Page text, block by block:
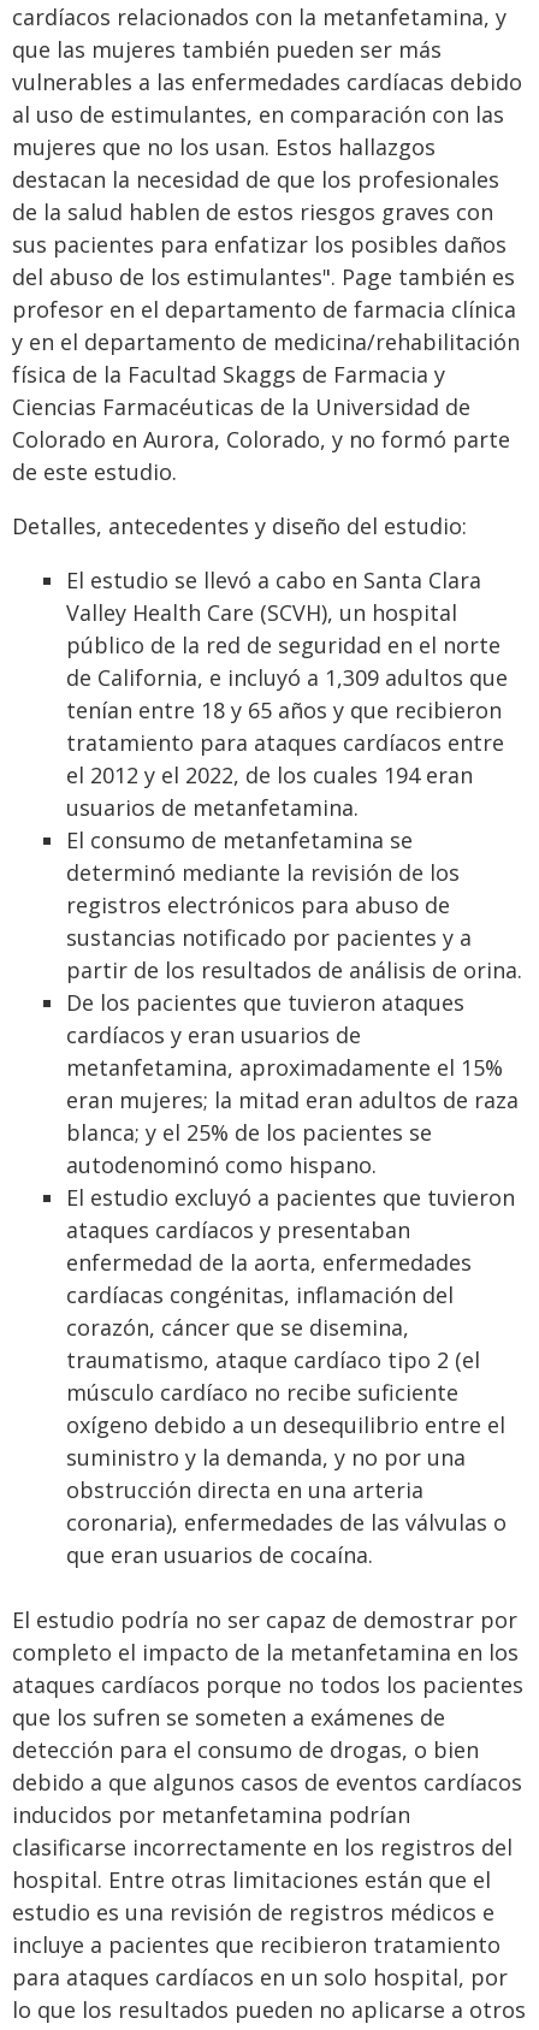
cardíacos relacionados con la metanfetamina, y
que las mujeres también pueden ser más
vulnerables a las enfermedades cardíacas debido
al uso de estimulantes, en comparación con las
mujeres que no los usan. Estos hallazgos
destacan la necesidad de que los profesionales
de la salud hablen de estos riesgos graves con
sus pacientes para enfatizar los posibles daños
del abuso de los estimulantes". Page también es
profesor en el departamento de farmacia clínica
y en el departamento de medicina/rehabilitación
física de la Facultad Skaggs de Farmacia y
Ciencias Farmacéuticas de la Universidad de
Colorado en Aurora, Colorado, y no formó parte
de este estudio.
Detalles, antecedentes y diseño del estudio:
El estudio se llevó a cabo en Santa Clara
Valley Health Care (SCVH), un hospital
público de la red de seguridad en el norte
de California, e incluyó a 1,309 adultos que
tenían entre 18 y 65 años y que recibieron
tratamiento para ataques cardíacos entre
el 2012 y el 2022, de los cuales 194 eran
usuarios de metanfetamina.
El consumo de metanfetamina se
determinó mediante la revisión de los
registros electrónicos para abuso de
sustancias notificado por pacientes y a
partir de los resultados de análisis de orina.
De los pacientes que tuvieron ataques
cardíacos y eran usuarios de
metanfetamina, aproximadamente el 15%
eran mujeres; la mitad eran adultos de raza
blanca; y el 25% de los pacientes se
autodenominó como hispano.
El estudio excluyó a pacientes que tuvieron
ataques cardíacos y presentaban
enfermedad de la aorta, enfermedades
cardíacas congénitas, inflamación del
corazón, cáncer que se disemina,
traumatismo, ataque cardíaco tipo 2 (el
músculo cardíaco no recibe suficiente
oxígeno debido a un desequilibrio entre el
suministro y la demanda, y no por una
obstrucción directa en una arteria
coronaria), enfermedades de las válvulas o
que eran usuarios de cocaína.
El estudio podría no ser capaz de demostrar por
completo el impacto de la metanfetamina en los
ataques cardíacos porque no todos los pacientes
que los sufren se someten a exámenes de
detección para el consumo de drogas, o bien
debido a que algunos casos de eventos cardíacos
inducidos por metanfetamina podrían
clasificarse incorrectamente en los registros del
hospital. Entre otras limitaciones están que el
estudio es una revisión de registros médicos e
incluye a pacientes que recibieron tratamiento
para ataques cardíacos en un solo hospital, por
lo que los resultados pueden no aplicarse a otros